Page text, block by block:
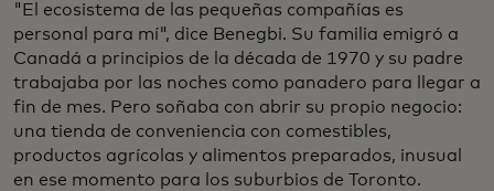
"El ecosistema de las pequeñas compañías es
personal para mí", dice Benegbi. Su familia emigró a
Canadá a principios de la década de 1970 y su padre
trabajaba por las noches como panadero para llegar a
fin de mes. Pero soñaba con abrir su propio negocio:
una tienda de conveniencia con comestibles,
productos agrícolas y alimentos preparados, inusual
en ese momento para los suburbios de Toronto.